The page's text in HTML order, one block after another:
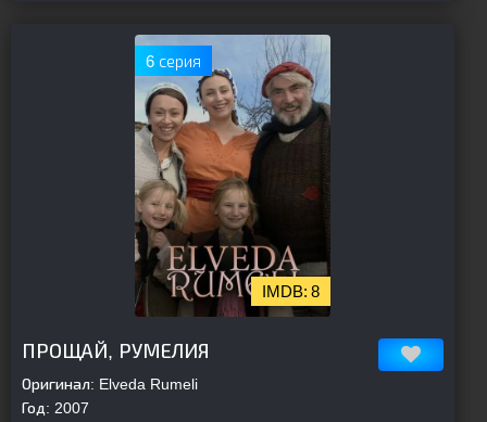
6 серия
8
ПРОЩАЙ, РУМЕЛИЯ
Оригинал: Elveda Rumeli
Год: 2007